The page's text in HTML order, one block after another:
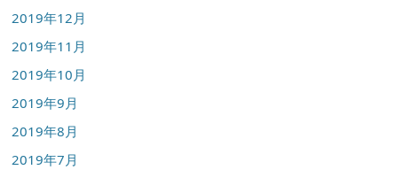
2019年12月
2019年11月
2019年10月
2019年9月
2019年8月
2019年7月